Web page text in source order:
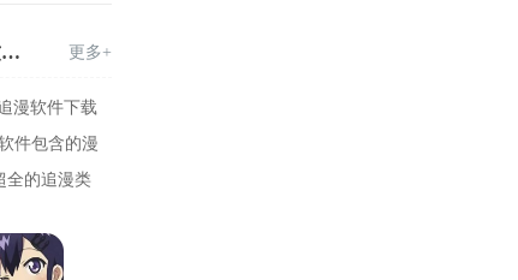
最全的免费追漫软件下载安装大全-最全的免费追漫软件苹果版下载 更多+
漫软件下载
件包含的漫
全的追漫类